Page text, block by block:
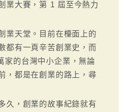
業大賽，第 1 屆至今熱力
業天堂。目前在檯面上的
都有一頁辛苦創業史，而
家的台灣中小企業，無論
，都是在創業的路上，尋
久，創業的故事紀錄就有